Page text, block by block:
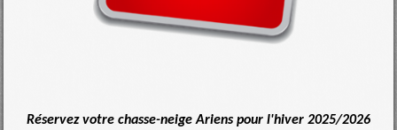
Réservez votre chasse-neige Ariens pour l'hiver 2025/2026